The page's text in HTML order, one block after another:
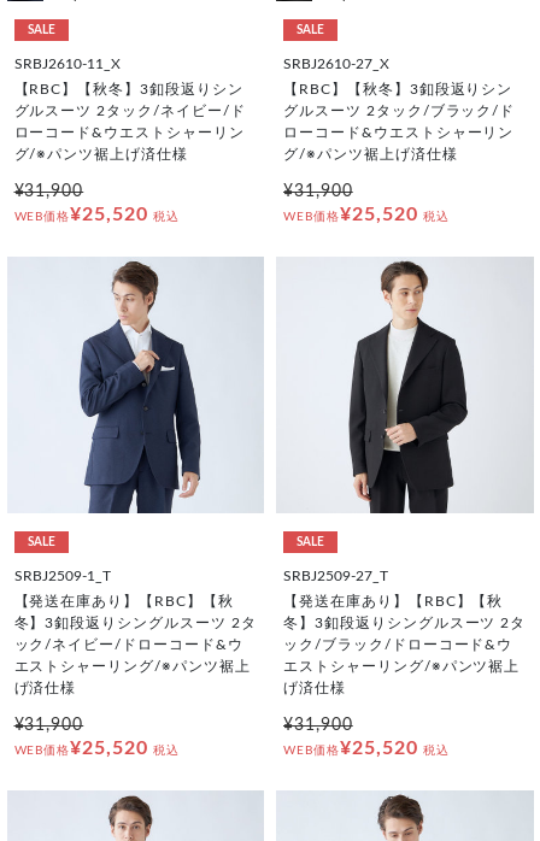
SALE
SRBJ2610-11_X
【RBC】【秋冬】3釦段返りシン
グルスーツ 2タック/ネイビー/ド
ローコード&ウエストシャーリン
グ/※パンツ裾上げ済仕様
¥31,900
WEB価格¥25,520 税込
SALE
SRBJ2610-27_X
【RBC】【秋冬】3釦段返りシン
グルスーツ 2タック/ブラック/ド
ローコード&ウエストシャーリン
グ/※パンツ裾上げ済仕様
¥31,900
WEB価格¥25,520 税込
SALE
SRBJ2509-1_T
【発送在庫あり】【RBC】【秋
冬】3釦段返りシングルスーツ 2タ
ック/ネイビー/ドローコード&ウ
エストシャーリング/※パンツ裾上
げ済仕様
¥31,900
WEB価格¥25,520 税込
SALE
SRBJ2509-27_T
【発送在庫あり】【RBC】【秋
冬】3釦段返りシングルスーツ 2タ
ック/ブラック/ドローコード&ウ
エストシャーリング/※パンツ裾上
げ済仕様
¥31,900
WEB価格¥25,520 税込